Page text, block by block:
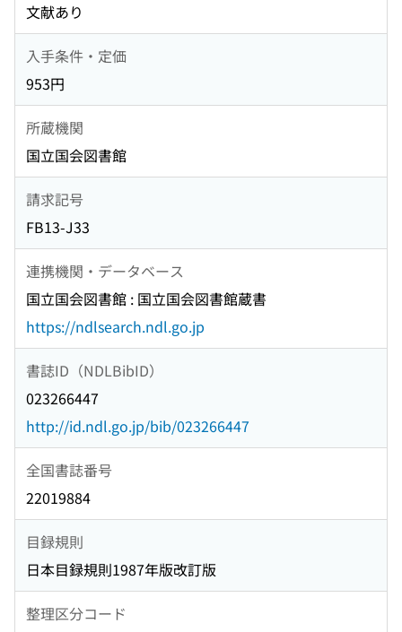
文献あり
入手条件・定価
953円
所蔵機関
国立国会図書館
請求記号
FB13-J33
連携機関・データベース
国立国会図書館 : 国立国会図書館蔵書
https://ndlsearch.ndl.go.jp
書誌ID（NDLBibID）
023266447
http://id.ndl.go.jp/bib/023266447
全国書誌番号
22019884
目録規則
日本目録規則1987年版改訂版
整理区分コード